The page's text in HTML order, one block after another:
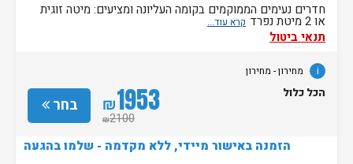
חדרים נעימים הממוקמים בקומה העליונה ומציעים: מיטה זוגית
או 2 מיטת נפרד
תנאי ביטול
i מחירון- מחירון
בחר ₪1953
₪2100
הכל כלול
הזמנה באישור מיידי, ללא מקדמה - שלמו בהגעה